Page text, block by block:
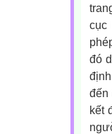
cục
đó
đến
kết